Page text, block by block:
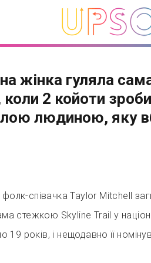
жінка гуляла
коли 2 койоти
людиною, яку
співачка Taylor Mitchell
стежкою Skyline Trail у
19 років, і нещодавно її